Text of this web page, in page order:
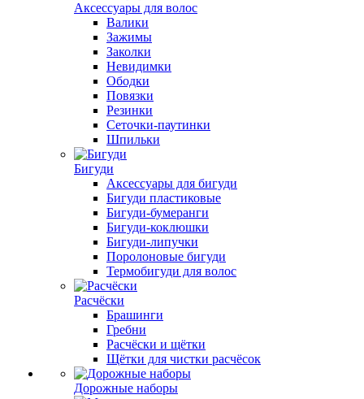
Аксессуары для волос
Валики
Зажимы
Заколки
Невидимки
Ободки
Повязки
Резинки
Сеточки-паутинки
Шпильки
Бигуди
Аксессуары для бигуди
Бигуди пластиковые
Бигуди-бумеранги
Бигуди-коклюшки
Бигуди-липучки
Поролоновые бигуди
Термобигуди для волос
Расчёски
Брашинги
Гребни
Расчёски и щётки
Щётки для чистки расчёсок
Дорожные наборы